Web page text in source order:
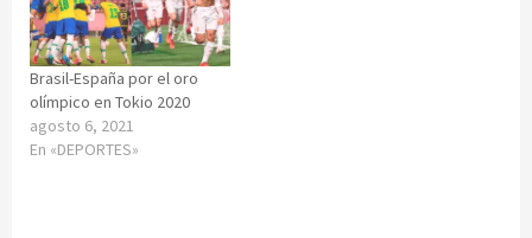
Brasil-España por el oro
olímpico en Tokio 2020
agosto 6, 2021
En «DEPORTES»